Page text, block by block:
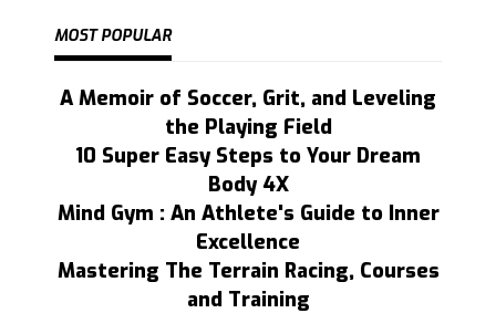
MOST POPULAR
A Memoir of Soccer, Grit, and Leveling
the Playing Field
10 Super Easy Steps to Your Dream
Body 4X
Mind Gym : An Athlete's Guide to Inner
Excellence
Mastering The Terrain Racing, Courses
and Training